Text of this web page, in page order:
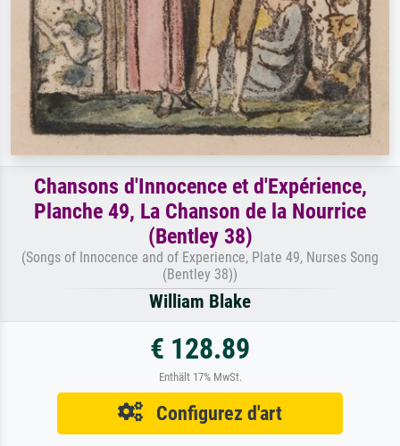
Chansons d'Innocence et d'Expérience,
Planche 49, La Chanson de la Nourrice
(Bentley 38)
(Songs of Innocence and of Experience, Plate 49, Nurses Song
(Bentley 38))
William Blake
€ 128.89
Enthält 17% MwSt.
Configurez d'art